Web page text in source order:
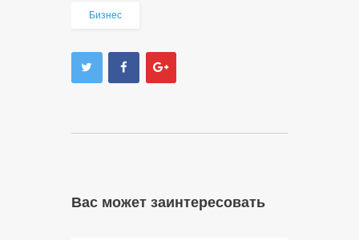
Бизнес
Вас может заинтересовать